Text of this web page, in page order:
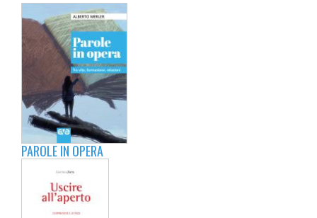
PAROLE IN OPERA